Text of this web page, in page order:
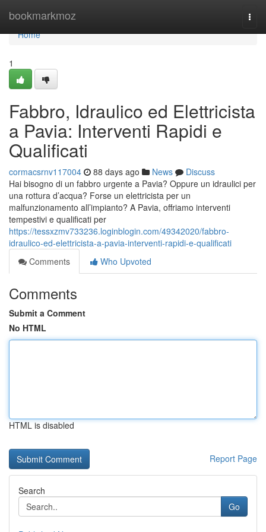
bookmarkmoz
Home
Home
1
Fabbro, Idraulico ed Elettricista
a Pavia: Interventi Rapidi e
Qualificati
cormacsrnv117004 88 days ago News
Discuss
Hai bisogno di un fabbro urgente a Pavia? Oppure un idraulici per
una rottura d’acqua? Forse un elettricista per un
malfunzionamento all’impianto? A Pavia, offriamo interventi
tempestivi e qualificati per
https://tessxzmv733236.loginblogin.com/49342020/fabbro-
idraulico-ed-elettricista-a-pavia-interventi-rapidi-e-qualificati
Comments
Who Upvoted
Comments
Submit a Comment
No HTML
HTML is disabled
Report Page
Search
Go